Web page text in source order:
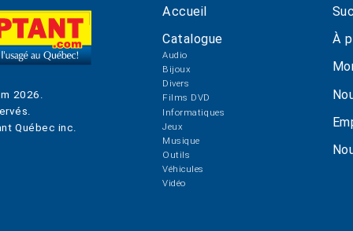
2026 .
Québec inc.
Accueil
Catalogue
Audio
Bijoux
Divers
Films DVD
Informatiques
Jeux
Musique
Outils
Véhicules
Vidéo
À